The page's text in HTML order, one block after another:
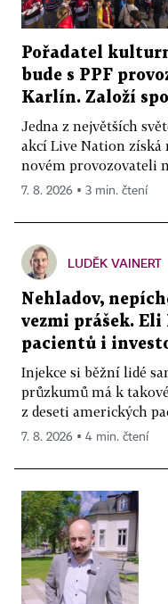
Pořadatel
bude s PPF
Karlín. Založí
Jedna z největších
akcí Live Nation
novém provozovateli
7. 8. 2026 ▪ 3 min. čtení
LUDĚK VAINERT
Nehladov,
vezmi prášek.
pacientů i
Injekce si běžní lidé
průzkumů má k
z deseti amerických
7. 8. 2026 ▪ 4 min. čtení